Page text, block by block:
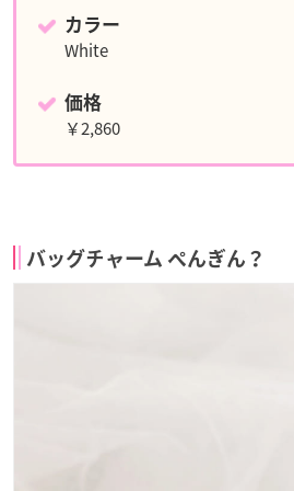
カラー
White
価格
￥2,860
バッグチャーム ぺんぎん？